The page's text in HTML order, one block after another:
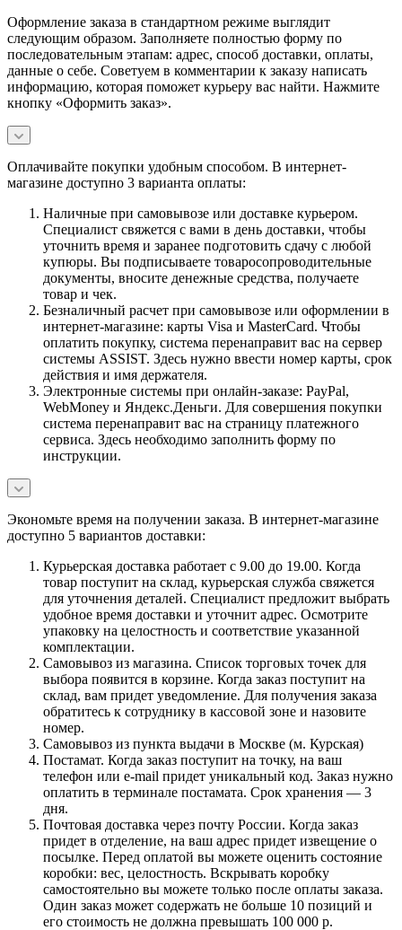
Оформление заказа в стандартном режиме выглядит
следующим образом. Заполняете полностью форму по
последовательным этапам: адрес, способ доставки, оплаты,
данные о себе. Советуем в комментарии к заказу написать
информацию, которая поможет курьеру вас найти. Нажмите
кнопку «Оформить заказ».
Оплачивайте покупки удобным способом. В интернет-
магазине доступно 3 варианта оплаты:
Наличные при самовывозе или доставке курьером.
Специалист свяжется с вами в день доставки, чтобы
уточнить время и заранее подготовить сдачу с любой
купюры. Вы подписываете товаросопроводительные
документы, вносите денежные средства, получаете
товар и чек.
Безналичный расчет при самовывозе или оформлении в
интернет-магазине: карты Visa и MasterCard. Чтобы
оплатить покупку, система перенаправит вас на сервер
системы ASSIST. Здесь нужно ввести номер карты, срок
действия и имя держателя.
Электронные системы при онлайн-заказе: PayPal,
WebMoney и Яндекс.Деньги. Для совершения покупки
система перенаправит вас на страницу платежного
сервиса. Здесь необходимо заполнить форму по
инструкции.
Экономьте время на получении заказа. В интернет-магазине
доступно 5 вариантов доставки:
Курьерская доставка работает с 9.00 до 19.00. Когда
товар поступит на склад, курьерская служба свяжется
для уточнения деталей. Специалист предложит выбрать
удобное время доставки и уточнит адрес. Осмотрите
упаковку на целостность и соответствие указанной
комплектации.
Самовывоз из магазина. Список торговых точек для
выбора появится в корзине. Когда заказ поступит на
склад, вам придет уведомление. Для получения заказа
обратитесь к сотруднику в кассовой зоне и назовите
номер.
Самовывоз из пункта выдачи в Москве (м. Курская)
Постамат. Когда заказ поступит на точку, на ваш
телефон или e-mail придет уникальный код. Заказ нужно
оплатить в терминале постамата. Срок хранения — 3
дня.
Почтовая доставка через почту России. Когда заказ
придет в отделение, на ваш адрес придет извещение о
посылке. Перед оплатой вы можете оценить состояние
коробки: вес, целостность. Вскрывать коробку
самостоятельно вы можете только после оплаты заказа.
Один заказ может содержать не больше 10 позиций и
его стоимость не должна превышать 100 000 р.